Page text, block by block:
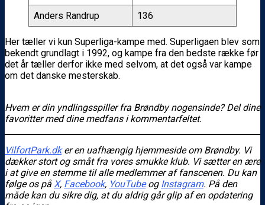
Anders Randrup
136
Her tæller vi kun Superliga-kampe med. Superligaen blev som
bekendt grundlagt i 1992, og kampe fra den bedste række før
det år tæller derfor ikke med selvom, at det også var kampe
om det danske mesterskab.
Hvem er din yndlingsspiller fra Brøndby nogensinde? Del dine
favoritter med dine medfans i kommentarfeltet.
VilfortPark.dker en uafhængig hjemmeside om Brøndby. Vi
dækker stort og småt fra vores smukke klub. Vi sætter en ære
i at give en stemme til alle medlemmer af fanscenen. Du kan
følge os på X, Facebook, YouTubeog Instagram. På den
måde kan du sikre dig, at du aldrig går glip af en opdatering